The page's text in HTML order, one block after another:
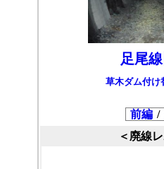
足尾
草木ダム付け
前編 /
＜廃線